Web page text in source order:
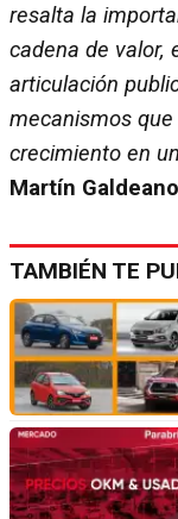
resalta la
cadena de valor,
articulación
mecanismos
crecimiento en
Martín
TAMBIÉN TE